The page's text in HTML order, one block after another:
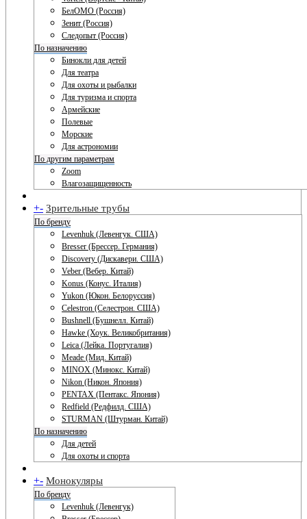
БелОМО (Россия)
Зенит (Россия)
Следопыт (Россия)
По назначению
Бинокли для детей
Для театра
Для охоты и рыбалки
Для туризма и спорта
Армейские
Полевые
Морские
Для астрономии
По другим параметрам
Zoom
Влагозащищенность
+- Зрительные трубы
По бренду
Levenhuk (Левенгук. США)
Bresser (Брессер. Германия)
Discovery (Дискавери. США)
Veber (Вебер. Китай)
Konus (Конус. Италия)
Yukon (Юкон. Белоруссия)
Celestron (Селестрон. США)
Bushnell (Бушнелл. Китай)
Hawke (Хоук. Великобритания)
Leica (Лейка. Португалия)
Meade (Мид. Китай)
MINOX (Минокс. Китай)
Nikon (Никон. Япония)
PENTAX (Пентакс. Япония)
Redfield (Редфилд. США)
STURMAN (Штурман. Китай)
По назначению
Для детей
Для охоты и спорта
+- Монокуляры
По бренду
Levenhuk (Левенгук)